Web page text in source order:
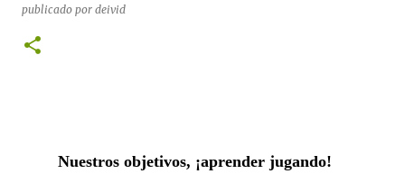
publicado por deivid
Nuestros objetivos, ¡aprender jugando!